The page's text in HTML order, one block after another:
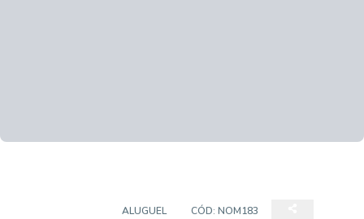
ALUGUEL CÓD: NOM183